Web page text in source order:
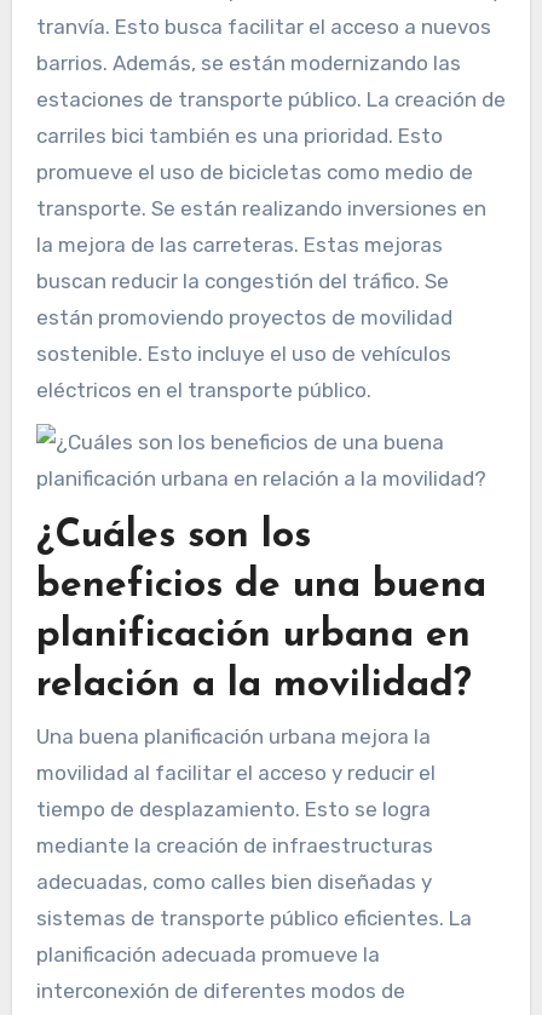
tranvía. Esto busca facilitar el acceso a nuevos
barrios. Además, se están modernizando las
estaciones de transporte público. La creación de
carriles bici también es una prioridad. Esto
promueve el uso de bicicletas como medio de
transporte. Se están realizando inversiones en
la mejora de las carreteras. Estas mejoras
buscan reducir la congestión del tráfico. Se
están promoviendo proyectos de movilidad
sostenible. Esto incluye el uso de vehículos
eléctricos en el transporte público.
¿Cuáles son los
beneficios de una buena
planificación urbana en
relación a la movilidad?
Una buena planificación urbana mejora la
movilidad al facilitar el acceso y reducir el
tiempo de desplazamiento. Esto se logra
mediante la creación de infraestructuras
adecuadas, como calles bien diseñadas y
sistemas de transporte público eficientes. La
planificación adecuada promueve la
interconexión de diferentes modos de